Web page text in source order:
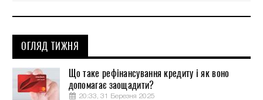
ОГЛЯД ТИЖНЯ
Що таке рефінансування кредиту і як воно
допомагає заощадити?
20:33, 31 Березня 2025